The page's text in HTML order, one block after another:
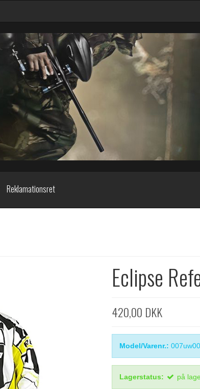
Reklamationsret
Eclipse
420,00 DKK
Model/Varenr.:
Lagerstatus: på